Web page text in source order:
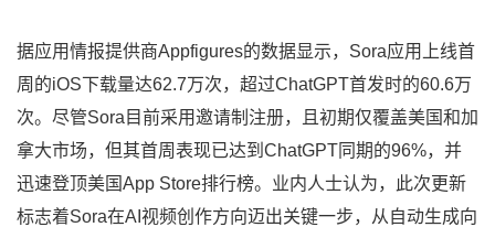
据应用情报提供商Appfigures的数据显示，Sora应用上线首
周的iOS下载量达62.7万次，超过ChatGPT首发时的60.6万
次。尽管Sora目前采用邀请制注册，且初期仅覆盖美国和加
拿大市场，但其首周表现已达到ChatGPT同期的96%，并
迅速登顶美国App Store排行榜。业内人士认为，此次更新
标志着Sora在AI视频创作方向迈出关键一步，从自动生成向